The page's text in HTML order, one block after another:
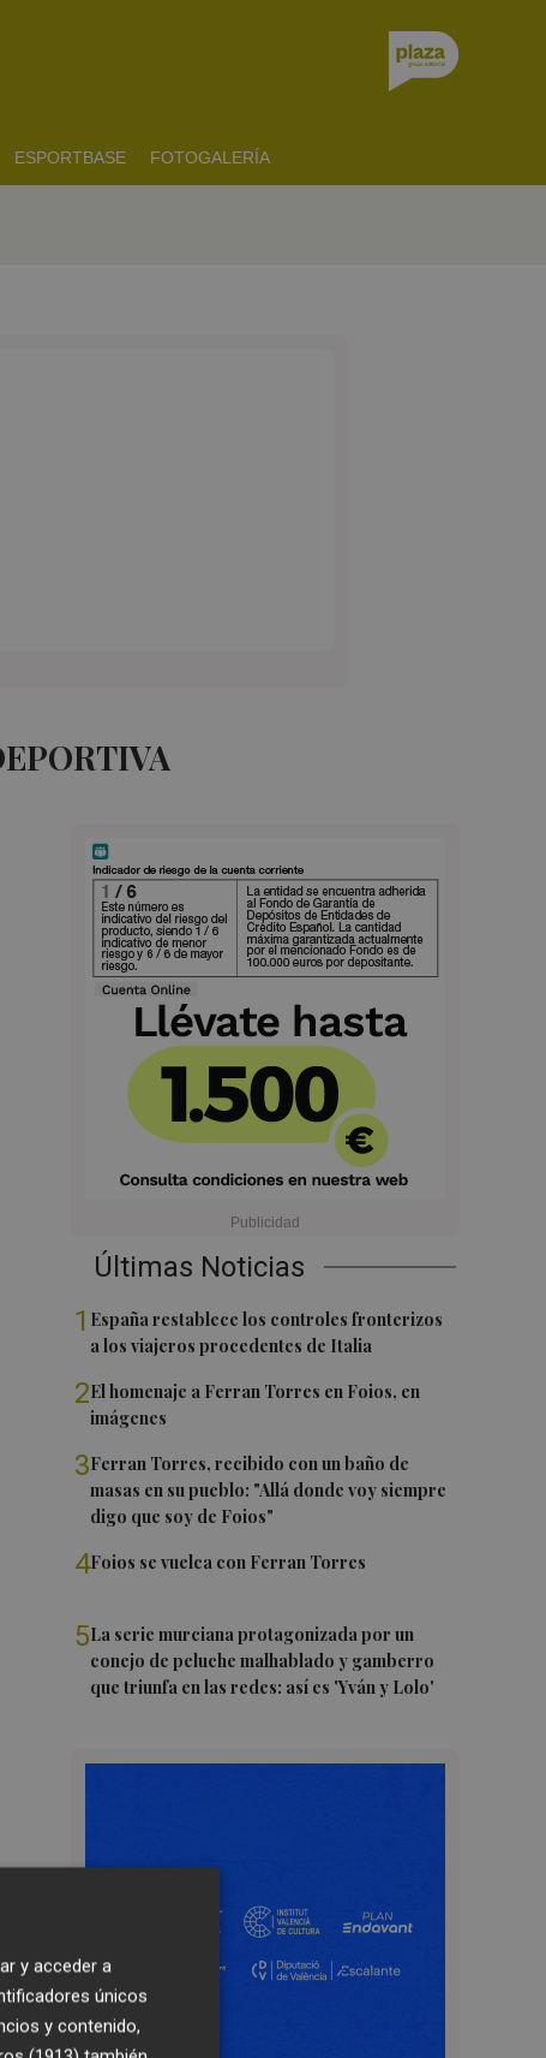
ESPORTBASE FOTOGALERÍA
Últimas Noticias
1 España restablece los controles fronterizos
a los viajeros procedentes de Italia
2El homenaje a Ferran Torres en Foios, en
imágenes
3Ferran Torres, recibido con un baño de
masas en su pueblo: "Allá donde voy siempre
digo que soy de Foios"
4Foios se vuelca con Ferran Torres
5La serie murciana protagonizada por un
conejo de peluche malhablado y gamberro
que triunfa en las redes: así es 'Yván y Lolo'
y acceder a
únicos
y contenido,